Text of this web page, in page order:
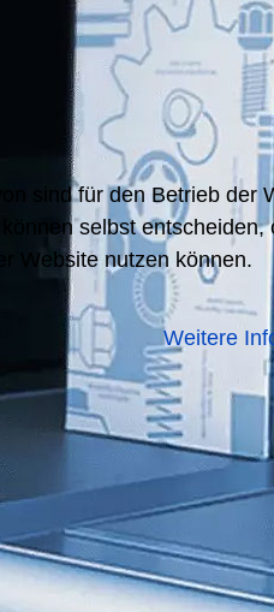
sind für den Betrieb der
selbst
Website nutzen können.
Weitere